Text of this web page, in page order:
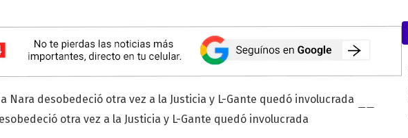
otra vez a la Justicia y L-Gante quedó involucrada